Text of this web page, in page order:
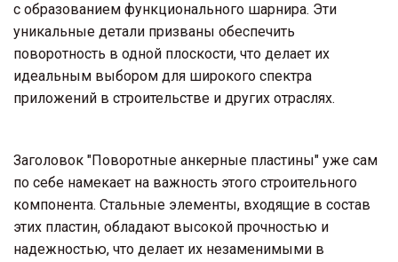
с образованием функционального шарнира. Эти
уникальные детали призваны обеспечить
поворотность в одной плоскости, что делает их
идеальным выбором для широкого спектра
приложений в строительстве и других отраслях.
Заголовок "Поворотные анкерные пластины" уже сам
по себе намекает на важность этого строительного
компонента. Стальные элементы, входящие в состав
этих пластин, обладают высокой прочностью и
надежностью, что делает их незаменимыми в